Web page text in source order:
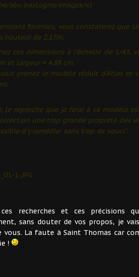
abc-bastogne/images/v.)
fournies, vous constaterez que
hauteur de 2,17m.
ces dimensions à l'échelle de 1/43,
et largeur = 4,88 cm.
prenez le modèle réduit d'Atlas et
le reproche que je ferai à ce modèle
une trop grande propreté des
d'y remédier sans trop de souci".
recherches et ces précisions
sans douter de vos propos, je
vous. La faute à Saint Thomas car
!